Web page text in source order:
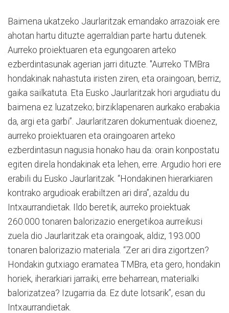
Baimena ukatzeko Jaurlaritzak emandako arrazoiak ere
ahotan hartu dituzte agerraldian parte hartu dutenek.
Aurreko proiektuaren eta egungoaren arteko
ezberdintasunak agerian jarri dituzte. "Aurreko TMBra
hondakinak nahastuta iristen ziren, eta oraingoan, berriz,
gaika sailkatuta. Eta Eusko Jaurlaritzak hori argudiatu du
baimena ez luzatzeko; birziklapenaren aurkako erabakia
da, argi eta garbi”. Jaurlaritzaren dokumentuak dioenez,
aurreko proiektuaren eta oraingoaren arteko
ezberdintasun nagusia honako hau da: orain konpostatu
egiten direla hondakinak eta lehen, erre. Argudio hori ere
erabili du Eusko Jaurlaritzak. “Hondakinen hierarkiaren
kontrako argudioak erabiltzen ari dira”, azaldu du
Intxaurrandietak. Ildo beretik, aurreko proiektuak
260.000 tonaren balorizazio energetikoa aurreikusi
zuela dio Jaurlaritzak eta oraingoak, aldiz, 193.000
tonaren balorizazio materiala. “Zer ari dira zigortzen?
Hondakin gutxiago eramatea TMBra, eta gero, hondakin
horiek, iherarkiari jarraiki, erre beharrean, materialki
balorizatzea? Izugarria da. Ez dute lotsarik”, esan du
Intxaurrandietak.